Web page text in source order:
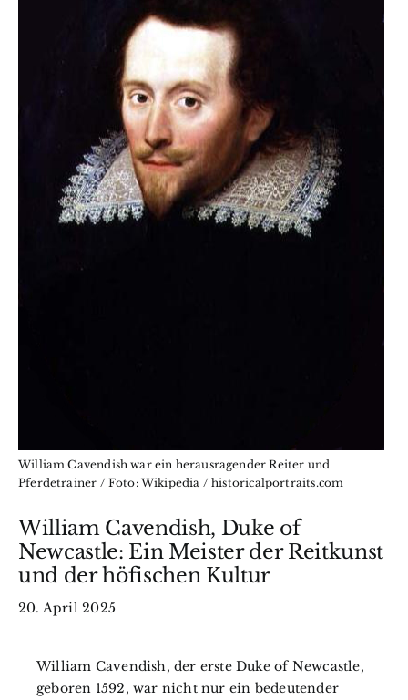
Termine
Kontakt
William Cavendish war ein herausragender Reiter und
Pferdetrainer / Foto: Wikipedia / historicalportraits.com
William Cavendish, Duke of
Newcastle: Ein Meister der Reitkunst
und der höfischen Kultur
20. April 2025
William Cavendish, der erste Duke of Newcastle,
geboren 1592, war nicht nur ein bedeutender